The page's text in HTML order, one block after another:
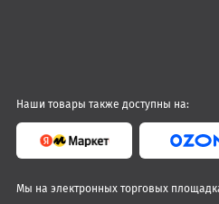
Наши товары также доступны на:
Мы на электронных торговых